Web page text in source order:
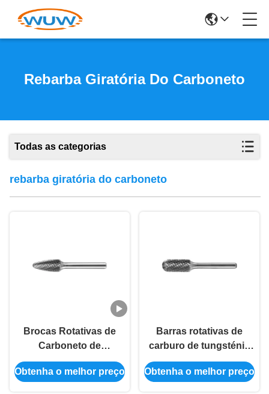
Rebarba Giratória Do Carboneto
Todas as categorias
rebarba giratória do carboneto
Brocas Rotativas de
Carboneto de
Tungstênio de Corte
Duplo Certificadas
Obtenha o melhor preço
Barras rotativas de
carburo de tungsténio
de cilindro
Obtenha o melhor preço